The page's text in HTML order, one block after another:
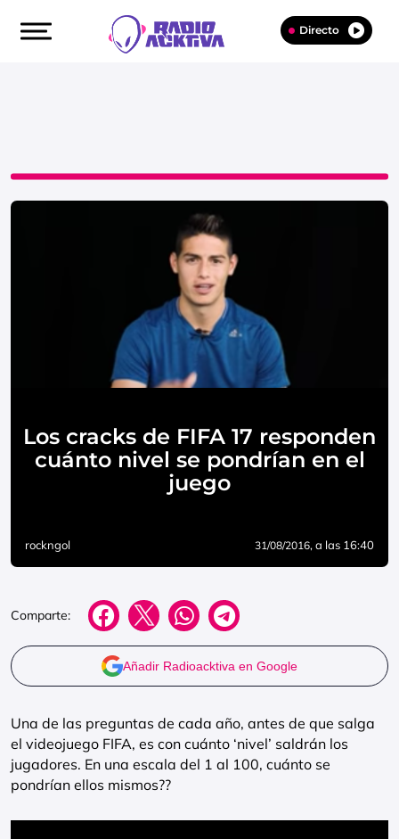
Directo
Los cracks de FIFA 17 responden
cuánto nivel se pondrían en el
juego
rockngol 31/08/2016, a las 16:40
Comparte:
Añadir Radioacktiva en Google
Una de las preguntas de cada año, antes de que salga
el videojuego FIFA, es con cuánto ‘nivel’ saldrán los
jugadores. En una escala del 1 al 100, cuánto se
pondrían ellos mismos??